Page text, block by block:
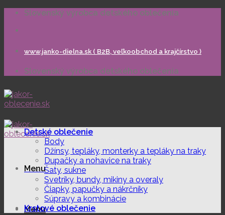
Skip
content
Slovenský výrobca detského oblečenia
www.janko-dielna.sk ( B2B, veľkoobchod a krajčírstvo )
Slovenský výrobca detského oblečenia
Menu
Menu
Detské oblečenie
Body
Džínsy, tepláky, monterky a tepláky na traky
Dupačky a nohavice na traky
Šaty, sukne
Svetríky, bundy, mikiny a overaly
Čiapky, papučky a nákrčníky
Súpravy a kombinácie
Krstové oblečenie